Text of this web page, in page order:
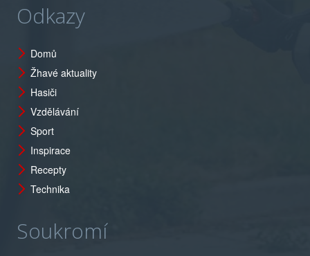
Odkazy
Domů
Žhavé aktuality
Hasiči
Vzdělávání
Sport
Inspirace
Recepty
Technika
Soukromí